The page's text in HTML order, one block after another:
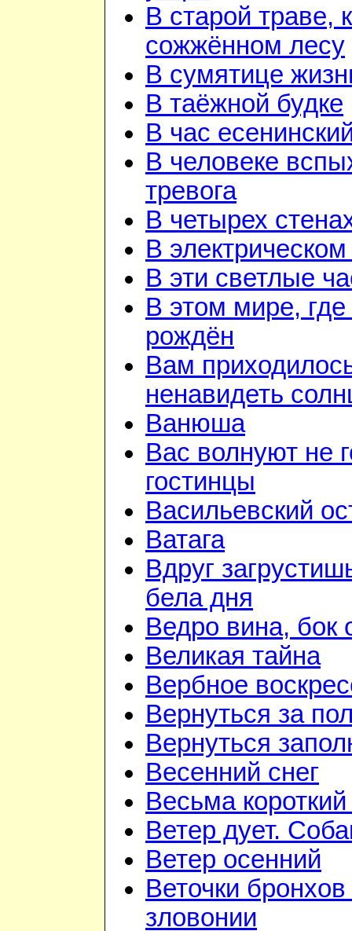
В старой траве,
сожжённом лесу
В сумятице
В таёжной будке
В час
В человеке
тревога
В четырех
В
В эти светлые
В этом мире,
рождён
Вам
ненавидеть
Ванюша
Вас волнуют не
гостинцы
Васильевский
Ватага
Вдруг
бела дня
Ведро вина, бок
Великая тайна
Вербное
Вернуться за
Вернуться
Весенний снег
Весьма
Ветер дует.
Ветер осенний
Веточки
зловонии